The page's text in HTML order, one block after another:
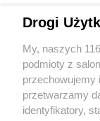
Sport
Kultura
Drogi
My, naszych
podmioty z
przechowujemy
przetwarzamy
identyfikatory,